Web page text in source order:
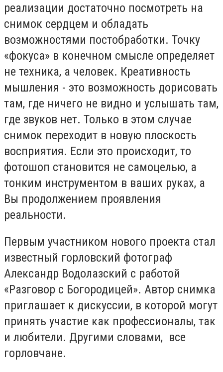
реализации достаточно посмотреть на
снимок сердцем и обладать
возможностями постобработки. Точку
«фокуса» в конечном смысле определяет
не техника, а человек. Креативность
мышления - это возможность дорисовать
там, где ничего не видно и услышать там,
где звуков нет. Только в этом случае
снимок переходит в новую плоскость
восприятия. Если это происходит, то
фотошоп становится не самоцелью, а
тонким инструментом в ваших руках, а
Вы продолжением проявления
реальности.
Первым участником нового проекта стал
известный горловский фотограф
Александр Водолазский с работой
«Разговор с Богородицей». Автор снимка
приглашает к дискуссии, в которой могут
принять участие как профессионалы, так
и любители. Другими словами, все
горловчане.